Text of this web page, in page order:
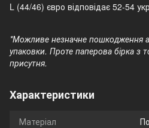
L (44/46) євро відповідає 52-54
*Можливе незначне пошкодження
упаковки. Проте паперова бірка з
присутня.
Характеристики
Матеріал